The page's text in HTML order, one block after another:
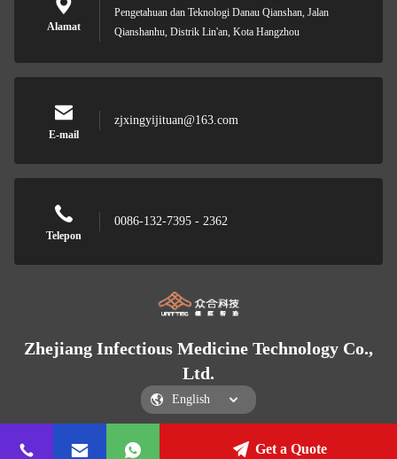
Alamat
Pengetahuan dan Teknologi Danau Qianshan, Jalan
Qianshanhu, Distrik Lin'an, Kota Hangzhou
E-mail
zjxingyijituan@163.com
Telepon
0086-132-7395 - 2362
Zhejiang Infectious Medicine Technology Co.,
Ltd.
Zhejiang Infectious Medicine Technology Co., Ltd.
Get a Quote